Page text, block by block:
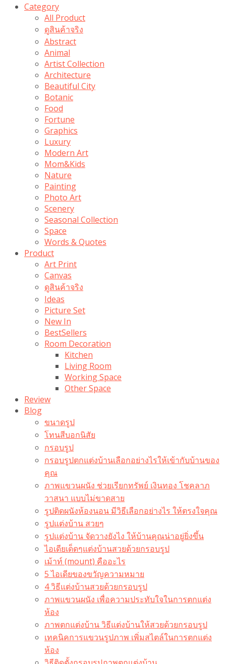
Category
All Product
ดูสินค้าจริง
Abstract
Animal
Artist Collection
Architecture
Beautiful City
Botanic
Food
Fortune
Graphics
Luxury
Modern Art
Mom&Kids
Nature
Painting
Photo Art
Scenery
Seasonal Collection
Space
Words & Quotes
Product
Art Print
Canvas
ดูสินค้าจริง
Ideas
Picture Set
New In
BestSellers
Room Decoration
Kitchen
Living Room
Working Space
Other Space
Review
Blog
ขนาดรูป
โทนสีบอกนิสัย
กรอบรูป
กรอบรูปตกแต่งบ้านเลือกอย่างไรให้เข้ากับบ้านของ
คุณ
ภาพแขวนผนัง ช่วยเรียกทรัพย์ เงินทอง โชคลาภ
วาสนา แบบไม่ขาดสาย
รูปติดผนังห้องนอน มีวิธีเลือกอย่างไร ให้ตรงใจคุณ
รูปแต่งบ้าน สวยๆ
รูปแต่งบ้าน จัดวางยังไง ให้บ้านคุณน่าอยู่ยิ่งขึ้น
ไอเดียเด็ดๆแต่งบ้านสวยด้วยกรอบรูป
เม้าท์ (mount) คืออะไร​
5 ไอเดียของขวัญความหมาย
4 วิธีแต่งบ้านสวยด้วยกรอบรูป
ภาพแขวนผนัง เพื่อความประทับใจในการตกแต่ง
ห้อง
ภาพตกแต่งบ้าน วิธีแต่งบ้านให้สวยด้วยกรอบรูป
เทคนิคการแขวนรูปภาพ เพิ่มสไตล์ในการตกแต่ง
ห้อง